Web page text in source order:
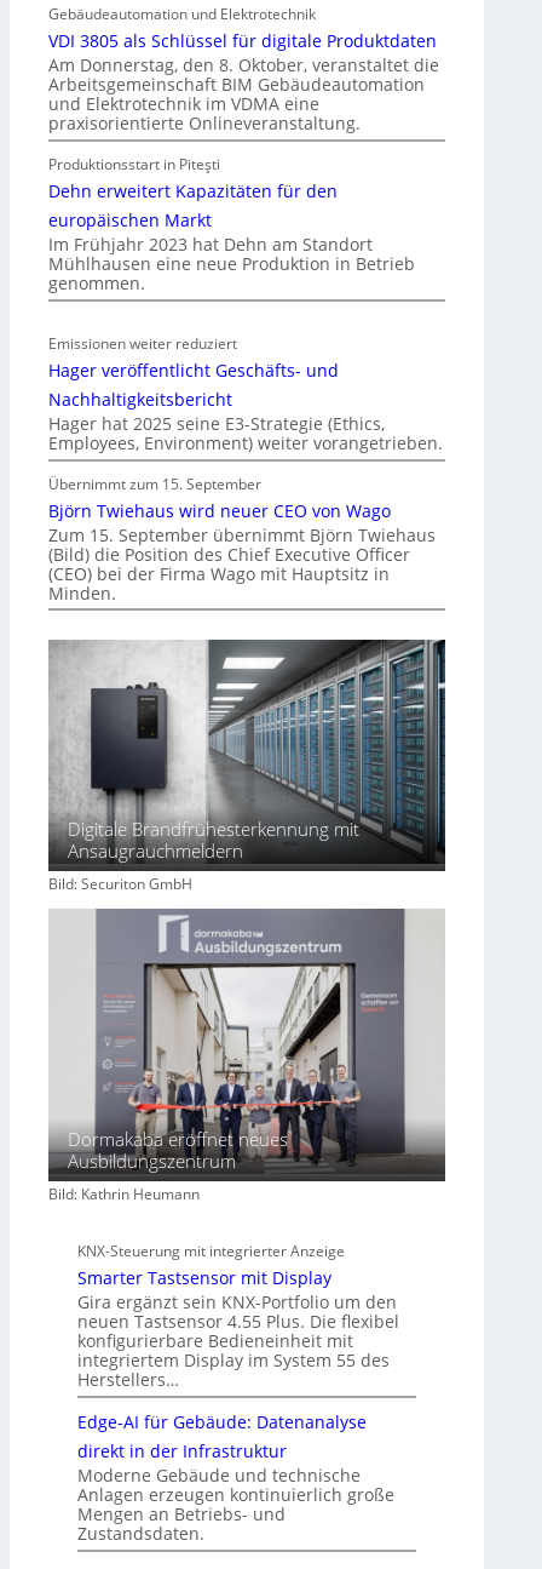
o
b
i
l
i
e
n
w
i
s
c
h
a
f
t
a
l
l
e
U
n
t
e
r
g
r
d
e
Gebäudeautomation und Elektrotechnik
VDI 3805 als Schlüssel für digitale Produktdaten
Am Donnerstag, den 8. Oktober, veranstaltet die
Arbeitsgemeinschaft BIM Gebäudeautomation
und Elektrotechnik im VDMA eine
praxisorientierte Onlineveranstaltung.
Produktionsstart in Piteşti
Dehn erweitert Kapazitäten für den
europäischen Markt
Im Frühjahr 2023 hat Dehn am Standort
Mühlhausen eine neue Produktion in Betrieb
genommen.
Emissionen weiter reduziert
Hager veröffentlicht Geschäfts- und
Nachhaltigkeitsbericht
Hager hat 2025 seine E3-Strategie (Ethics,
Employees, Environment) weiter vorangetrieben.
Übernimmt zum 15. September
Björn Twiehaus wird neuer CEO von Wago
Zum 15. September übernimmt Björn Twiehaus
(Bild) die Position des Chief Executive Officer
(CEO) bei der Firma Wago mit Hauptsitz in
Minden.
Digitale Brandfrühesterkennung mit
Ansaugrauchmeldern
Bild: Securiton GmbH
Dormakaba eröffnet neues
Ausbildungszentrum
Bild: Kathrin Heumann
KNX-Steuerung mit integrierter Anzeige
Smarter Tastsensor mit Display
Gira ergänzt sein KNX-Portfolio um den
neuen Tastsensor 4.55 Plus. Die flexibel
konfigurierbare Bedieneinheit mit
integriertem Display im System 55 des
Herstellers…
Edge-AI für Gebäude: Datenanalyse
direkt in der Infrastruktur
Moderne Gebäude und technische
Anlagen erzeugen kontinuierlich große
Mengen an Betriebs- und
Zustandsdaten.